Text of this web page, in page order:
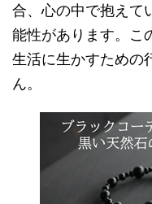
合、心の中で抱えて
能性があります。こ
生活に生かすための
ん。